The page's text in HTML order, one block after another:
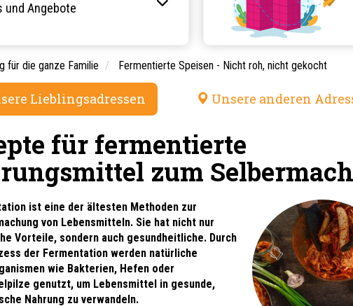
und Angebote
für die ganze Familie Fermentierte Speisen - Nicht roh, nicht gekocht
Lieblingsadressen Unsere anderen
für fermentierte
zum
ist eine der ältesten Methoden zur
von Lebensmitteln. Sie hat nicht nur
Vorteile, sondern auch gesundheitliche. Durch
der Fermentation werden natürliche
wie Bakterien, Hefen oder
genutzt, um Lebensmittel in gesunde,
Nahrung zu verwandeln.